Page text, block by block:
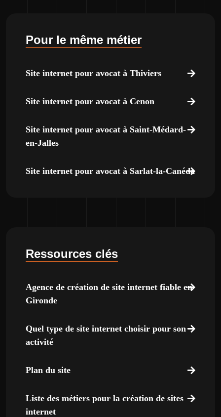
Pour le même métier
Site internet pour avocat à Thiviers
Site internet pour avocat à Cenon
Site internet pour avocat à Saint-Médard-
en-Jalles
Site internet pour avocat à Sarlat-la-Canéda
Ressources clés
Agence de création de site internet fiable en
Gironde
Quel type de site internet choisir pour son
activité
Plan du site
Liste des métiers pour la création de sites
internet